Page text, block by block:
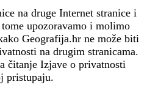
na druge Internet stranice i
upozoravamo i molimo
Geografija.hr ne može biti
na drugim stranicama.
čitanje Izjave o privatnosti
pristupaju.